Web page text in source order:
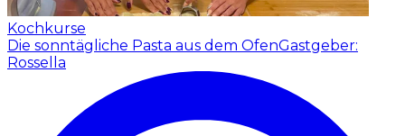
Kochkurse
Die sonntägliche Pasta aus dem OfenGastgeber:
Rossella